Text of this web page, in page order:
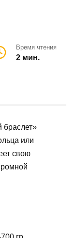
Время чтения
2 мин.
браслет»
или
свою